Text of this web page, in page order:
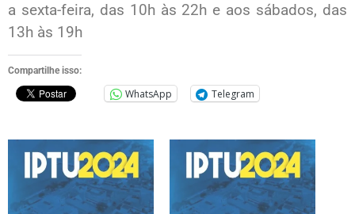
a sexta-feira, das 10h às 22h e aos sábados, das
13h às 19h
Compartilhe isso:
WhatsApp Telegram